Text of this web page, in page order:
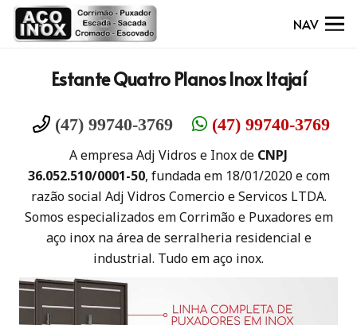
NAV
Estante Quatro Planos Inox Itajaí
(47) 99740-3769 (47) 99740-3769
A empresa Adj Vidros e Inox de CNPJ
36.052.510/0001-50, fundada em 18/01/2020 e com
razão social Adj Vidros Comercio e Servicos LTDA.
Somos especializados em Corrimão e Puxadores em
aço inox na área de serralheria residencial e
industrial. Tudo em aço inox.